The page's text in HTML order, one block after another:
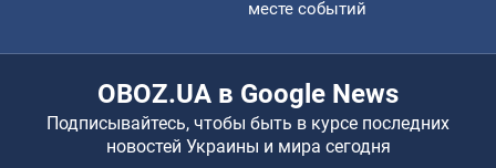
месте событий
OBOZ.UA в Google News
Подписывайтесь, чтобы быть в курсе последних
новостей Украины и мира сегодня